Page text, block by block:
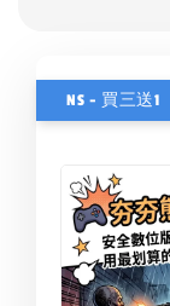
NS - 買三送1